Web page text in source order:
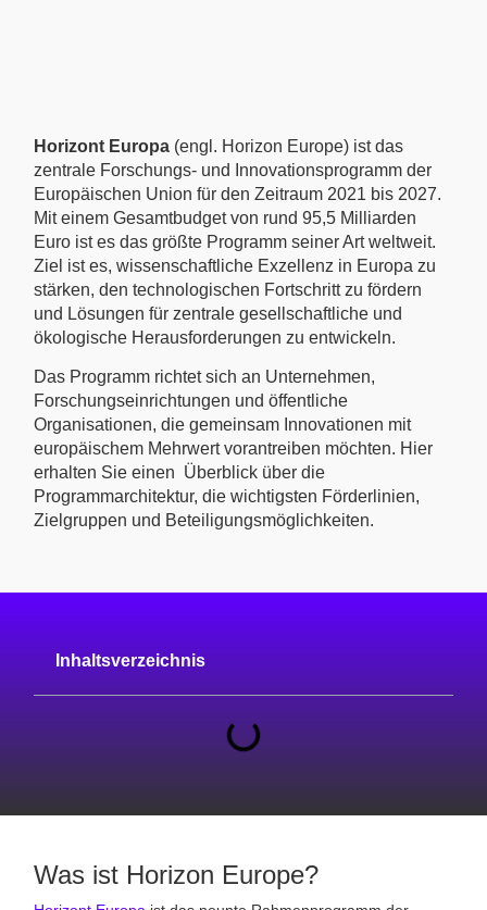
Horizont Europa (engl. Horizon Europe) ist das
zentrale Forschungs- und Innovationsprogramm der
Europäischen Union für den Zeitraum 2021 bis 2027.
Mit einem Gesamtbudget von rund 95,5 Milliarden
Euro ist es das größte Programm seiner Art weltweit.
Ziel ist es, wissenschaftliche Exzellenz in Europa zu
stärken, den technologischen Fortschritt zu fördern
und Lösungen für zentrale gesellschaftliche und
ökologische Herausforderungen zu entwickeln.
Das Programm richtet sich an Unternehmen,
Forschungseinrichtungen und öffentliche
Organisationen, die gemeinsam Innovationen mit
europäischem Mehrwert vorantreiben möchten. Hier
erhalten Sie einen Überblick über die
Programmarchitektur, die wichtigsten Förderlinien,
Zielgruppen und Beteiligungsmöglichkeiten.
Inhaltsverzeichnis
Was ist Horizon Europe?